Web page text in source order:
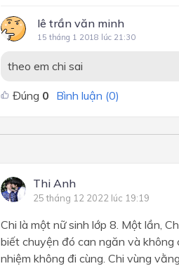
lê trần văn minh
15 tháng 1 2018 lúc 21:30
theo em chi sai
Đúng 0 Bình luận (0)
Thi Anh
25 tháng 12 2022 lúc 19:19
Chi là một nữ sinh lớp 8. Một lần,
biết chuyện đó can ngăn và không
nhiệm không đi cùng. Chi vùng